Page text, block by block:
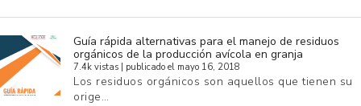
Guía rápida alternativas para el manejo de residuos
orgánicos de la producción avícola en granja
7.4k vistas publicado el mayo 16, 2018
Los residuos orgánicos son aquellos que tienen su
orige…